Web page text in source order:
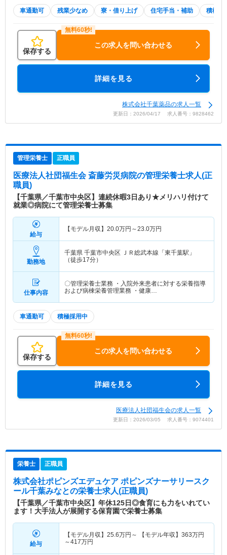
車通勤可 残業少なめ 寮・借り上げ 住宅手当・補助 積極採
保存する
この求人を問い合わせる
詳細を見る
株式会社千葉薬品の求人一覧
更新日：2026/04/17 求人番号：9828462
管理栄養士 正職員
医療法人社団福生会 斎藤労災病院の管理栄養士求人(正
職員)
【千葉県／千葉市中央区】連続休暇3日あり★メリハリ付けて
就業◎病院にて管理栄養士募集
給与
【モデル月収】 20.0万円～23.0万円
勤務地
千葉県 千葉市中央区 ＪＲ総武本線「東千葉駅」
（徒歩17分）
仕事内容
〇管理栄養士業務 ・入院外来患者に対する栄養指導
および病棟栄養管理業務 ・健康…
車通勤可 積極採用中
保存する
この求人を問い合わせる
詳細を見る
医療法人社団福生会の求人一覧
更新日：2026/03/05 求人番号：9074401
栄養士 正職員
株式会社ポピンズエデュケア ポピンズナーサリースク
ール千葉みなとの栄養士求人(正職員)
【千葉県／千葉市中央区】年休125日◎食育にも力をいれてい
ます！大手法人が展開する保育園で栄養士募集
給与
【モデル月収】 25.6万円～ 【モデル年収】 363万円
～417万円